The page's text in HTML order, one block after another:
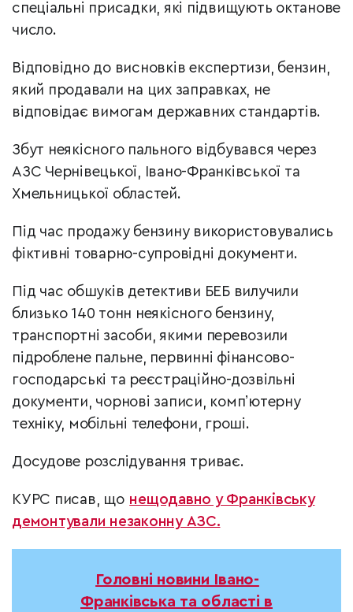
спеціальні присадки, які підвищують октанове
число.
Відповідно до висновків експертизи, бензин,
який продавали на цих заправках, не
відповідає вимогам державних стандартів.
Збут неякісного пального відбувався через
АЗС Чернівецької, Івано-Франківської та
Хмельницької областей.
Під час продажу бензину використовувались
фіктивні товарно-супровідні документи.
Під час обшуків детективи БЕБ вилучили
близько 140 тонн неякісного бензину,
транспортні засоби, якими перевозили
підроблене пальне, первинні фінансово-
господарські та реєстраційно-дозвільні
документи, чорнові записи, компʼютерну
техніку, мобільні телефони, гроші.
Досудове розслідування триває.
КУРС писав, що нещодавно у Франківську
демонтували незаконну АЗС.
Головні новини Івано-
Франківська та області в